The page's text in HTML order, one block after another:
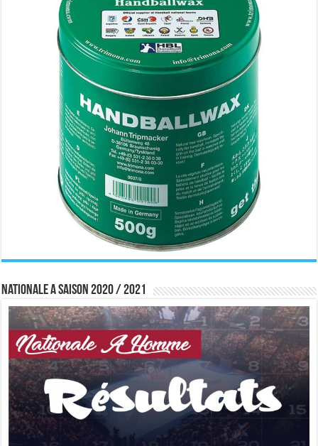
Nationale A saison 2020 / 2021